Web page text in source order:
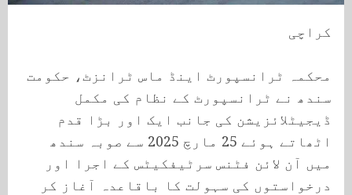
کراچی
محکمہ ٹرانسپورٹ اینڈ ماس ٹرانزٹ، حکومت
سندھ نے ٹرانسپورٹ کے نظام کی مکمل
ڈیجیٹلائزیشن کی جانب ایک اور بڑا قدم
اٹھاتے ہوئے 25 مارچ 2025 سے صوبہ سندھ
میں آن لائن فٹنس سرٹیفکیٹس کے اجرا اور
درخواستوں کی سہولت کا باقاعدہ آغاز کر